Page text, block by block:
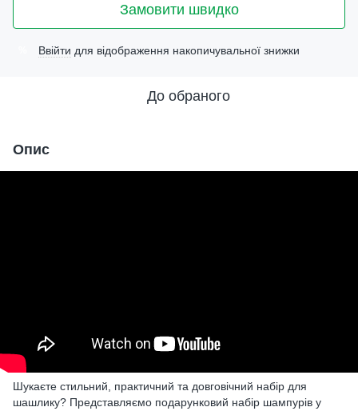
Замовити швидко
Ввійти для відображення накопичувальної знижки
До обраного
Опис
Шукаєте стильний, практичний та довговічний набір для
шашлику? Представляємо подарунковий набір шампурів у